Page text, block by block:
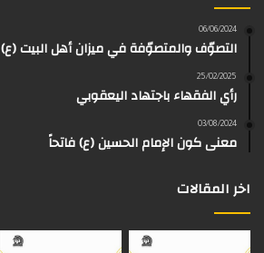
ب
م
06/06/2024
التصوّف والمتصوّفة في ميزان أهل البيت (ع)
25/02/2025
رأي الفقهاء باجتهاد اليعقوبي
03/08/2024
معنى كون الإمام الحسين (ع) فاتحاً
اخر المقالات